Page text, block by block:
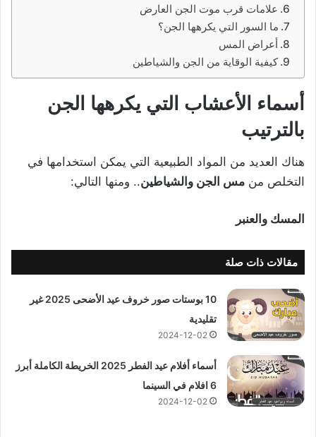
علامات قرب موت الجن العارض
ما السور التي يكرهها الجن؟
أعراض المس
كيفية الوقاية من الجن والشياطين
أسماء الأعشاب التي يكرهها الجن
بالترتيب
هناك العديد من المواد الطبيعية التي يمكن استخدامها في
التخلص من مس الجن والشياطين.. ومنها التالي:
المسك والعنبر
مقالات ذات صلة
10 بوستات صور خروف عيد الأضحى 2025 غير
تقليدية
2024-12-02
أسماء أفلام عيد الفطر 2025 الخريطة الكاملة أبرز
6 افلام في السينما
2024-12-02